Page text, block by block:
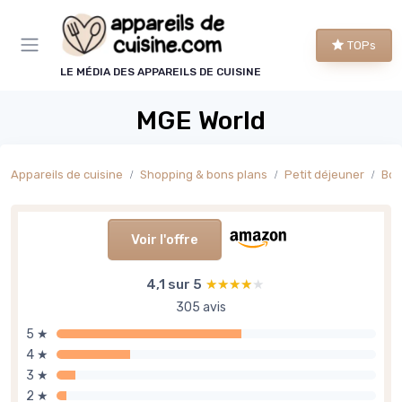
LE MÉDIA DES APPAREILS DE CUISINE
TOPs
MGE World
Appareils de cuisine Shopping & bons plans Petit déjeuner
Voir l'offre
4,1 sur 5 ★★★★★
★★★★★
305 avis
5 ★
4 ★
3 ★
2 ★
Panneau de gestion des cookies